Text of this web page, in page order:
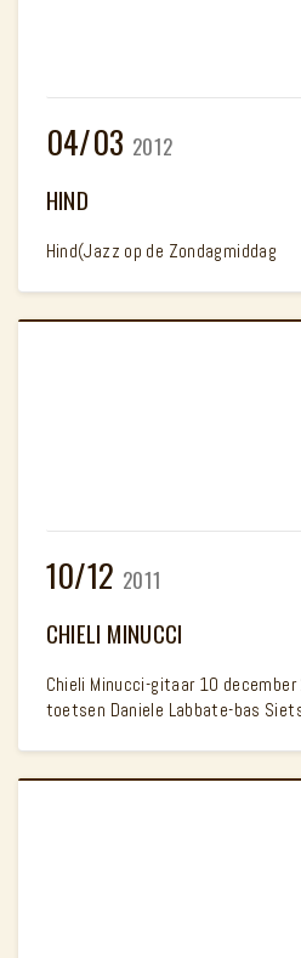
04/03 2012
HIND
Hind(Jazz op de Zondagmiddag
10/12 2011
CHIELI MINUCCI
Chieli Minucci-gitaar 10
toetsen Daniele Labbate-bas